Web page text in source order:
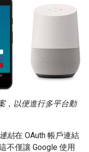
，以便進行多平台動
結在 OAuth 帳戶連結
不僅讓 Google 使用